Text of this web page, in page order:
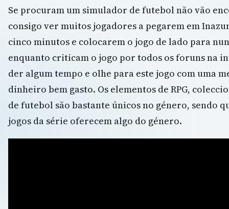
Se procuram um simulador de futebol não vão
consigo ver muitos jogadores a pegarem em
cinco minutos e colocarem o jogo de lado para
enquanto criticam o jogo por todos os foruns na
der algum tempo e olhe para este jogo com uma
dinheiro bem gasto. Os elementos de RPG,
de futebol são bastante únicos no género, sendo
jogos da série oferecem algo do género.